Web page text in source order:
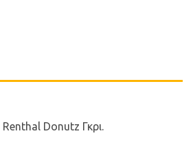
Donutz Γκρι.